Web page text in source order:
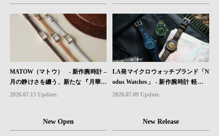
MATOW（マトウ） - 新作腕時計 –
月の静けさを纏う、新たな 『月華』
レザーモデル４型登場。
2026.07.15 Update.
LA発マイクロウォッチブランド「N
odus Watches」 - 新作腕時計 軽さと
堅牢性を両立したフィールドウォッ
2026.07.09 Update.
New Open New Release